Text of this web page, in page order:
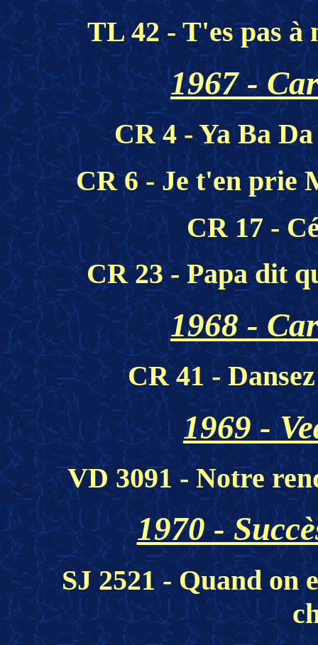
TL 42 - T'es pas à
1967 -
CR 4 - Ya Ba
CR 6 - Je t'en prie
CR 17 -
CR 23 - Papa dit
1968 -
CR 41 -
1969 -
VD 3091 - Notre
1970 -
SJ 2521 - Quand on